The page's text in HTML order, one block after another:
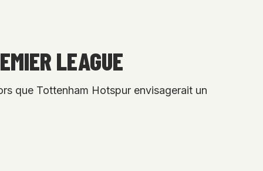
LEAGUE
que Tottenham Hotspur envisagerait un